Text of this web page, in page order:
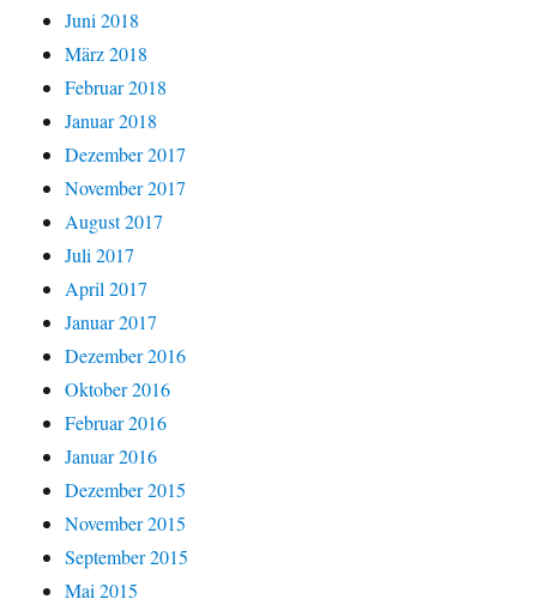
Juni 2018
März 2018
Februar 2018
Januar 2018
Dezember 2017
November 2017
August 2017
Juli 2017
April 2017
Januar 2017
Dezember 2016
Oktober 2016
Februar 2016
Januar 2016
Dezember 2015
November 2015
September 2015
Mai 2015